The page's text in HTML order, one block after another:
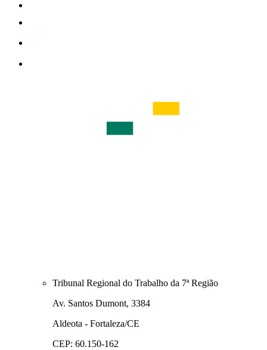
Tribunal Regional do Trabalho da 7ª Região
Av. Santos Dumont, 3384
Aldeota - Fortaleza/CE
CEP: 60.150-162